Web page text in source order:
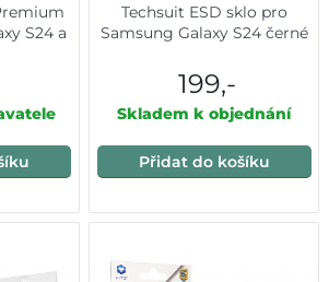
S24 a
Techsuit ESD sklo pro
Samsung Galaxy S24 černé
199,-
Skladem k objednání
Přidat do košíku